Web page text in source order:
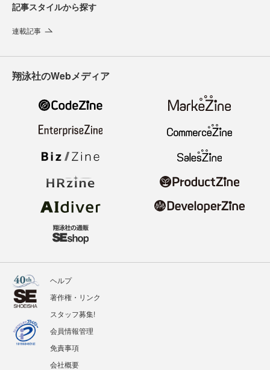
記事スタイルから探す
連載記事
翔泳社のWebメディア
ヘルプ
著作権・リンク
スタッフ募集!
会員情報管理
免責事項
会社概要